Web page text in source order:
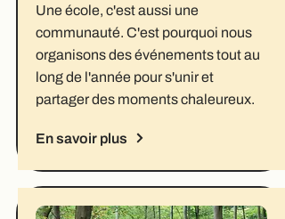
Une école, c'est aussi une
communauté. C'est pourquoi nous
organisons des événements tout au
long de l'année pour s'unir et
partager des moments chaleureux.
En savoir plus